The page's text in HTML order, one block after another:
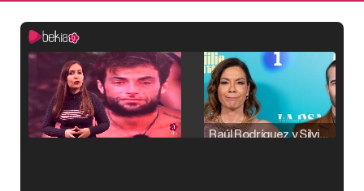
Raúl Rodríguez y Silvia Taulés nos cuentan su papel en 'La familia de la tele'